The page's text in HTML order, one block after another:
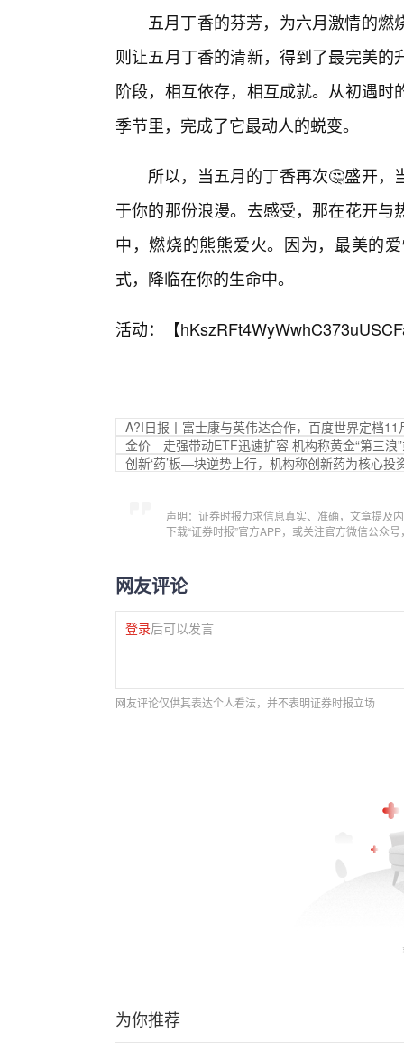
五月丁香的芬芳，为六月激情的
则让五月丁香的清新，得到了最完美
阶段，相互依存，相互成就。从初遇
季节里，完成了它最动人的蜕变。
所以，当五月的丁香再次🤔盛开
于你的那份浪漫。去感受，那在花开
中，燃烧的熊熊爱火。因为，最美的
式，降临在你的生命中。
活动：【
A?I日报丨富士康与英伟达合作，百度世界定档11
金价—走强带动ETF迅速扩容 机构称黄金“第三浪
创新‘药’板—块逆势上行，机构称创新药为核心投
声明：证券时报力求信息真实、准确，文章提及
下载“证券时报”官方APP，或关注官方微信公众
网友评论
登录后可以发言
网友评论仅供其表达个人看法，并不表明证券时报立场
为你推荐